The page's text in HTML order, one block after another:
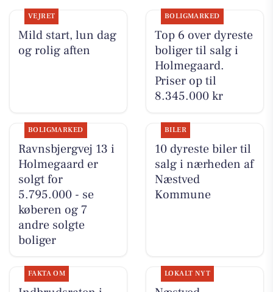
VEJRET
Mild start, lun dag
og rolig aften
BOLIGMARKED
Top 6 over dyreste
boliger til salg i
Holmegaard.
Priser op til
8.345.000 kr
BOLIGMARKED
Ravnsbjergvej 13 i
Holmegaard er
solgt for
5.795.000 - se
køberen og 7
andre solgte
boliger
BILER
10 dyreste biler til
salg i nærheden af
Næstved
Kommune
FAKTA OM LOKALT NYT